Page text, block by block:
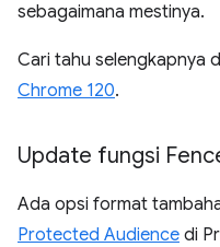
sebagaimana mestinya.
Cari tahu selengkapnya
Chrome 120.
Update fungsi
Ada opsi format
Protected Audience di